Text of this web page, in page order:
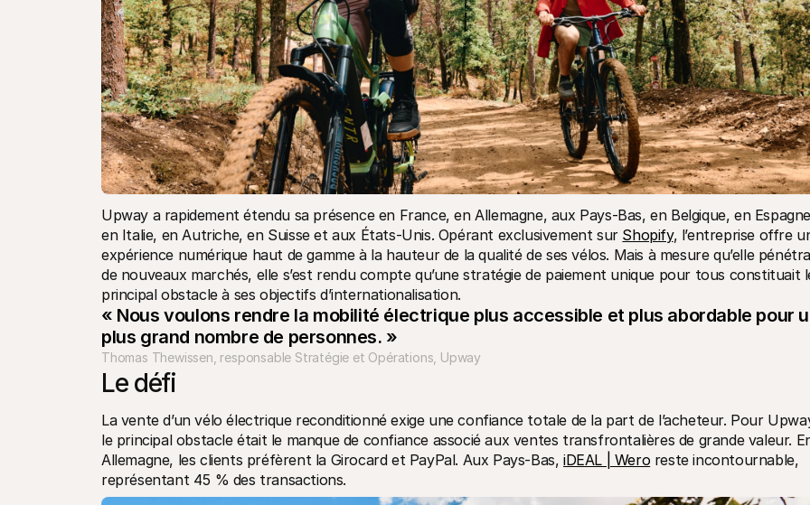
Upway a rapidement étendu sa présence en France, en Allemagne, aux Pays-Bas, en Belgique, en
en Italie, en Autriche, en Suisse et aux États-Unis. Opérant exclusivement sur Shopify, l’entreprise offre
expérience numérique haut de gamme à la hauteur de la qualité de ses vélos. Mais à mesure qu’elle
de nouveaux marchés, elle s’est rendu compte qu’une stratégie de paiement unique pour tous constituait
principal obstacle à ses objectifs d’internationalisation.
« Nous voulons rendre la mobilité électrique plus accessible et plus abordable pour
plus grand nombre de personnes. »
Thomas Thewissen, responsable Stratégie et Opérations, Upway
Le défi
La vente d’un vélo électrique reconditionné exige une confiance totale de la part de l’acheteur. Pour
le principal obstacle était le manque de confiance associé aux ventes transfrontalières de grande valeur.
Allemagne, les clients préfèrent la Girocard et PayPal. Aux Pays-Bas, iDEAL | Wero reste incontournable,
représentant 45 % des transactions.